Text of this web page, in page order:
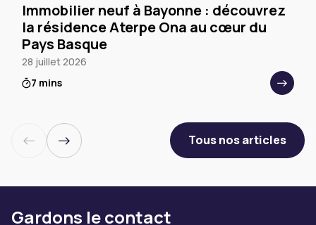
Tous nos articles
Immobilier neuf à Bayonne : découvrez
la résidence Aterpe Ona au cœur du
Pays Basque
28 juillet 2026
7 mins
Gardons le contact